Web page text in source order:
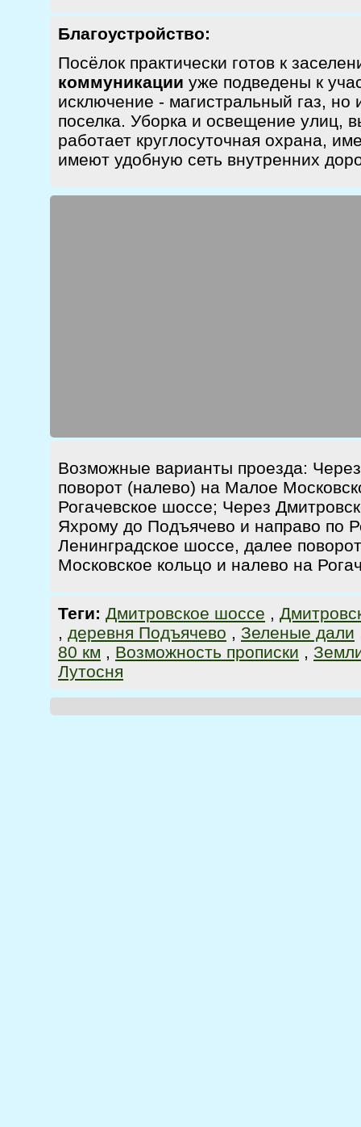
Благоустройство:
Посёлок практически готов к
коммуникации уже подведены к
исключение - магистральный газ, но
поселка. Уборка и освещение улиц,
работает круглосуточная охрана,
имеют удобную сеть внутренних
Возможные варианты проезда:
поворот (налево) на Малое
Рогачевское шоссе; Через
Яхрому до Подъячево и направо по
Ленинградское шоссе, далее
Московское кольцо и налево на
Теги: Дмитровское шоссе ,
, деревня Подъячево , Зеленые дали
80 км , Возможность прописки ,
Лутосня